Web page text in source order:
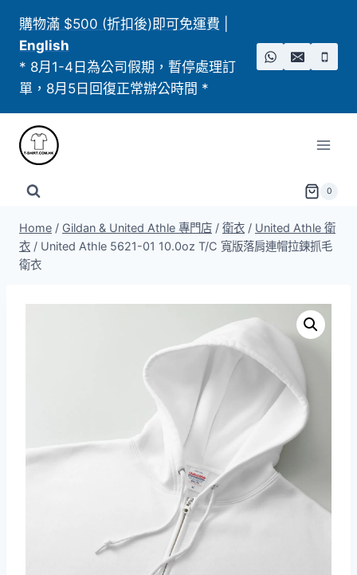
content
購物滿 $500 (折扣後)即可免運費
English
* 8月1-4日為公司假期，暫停處理訂
單，8月5日回復正常辦公時間 *
0
Home / Gildan & United Athle 專門店 / 衛衣 / United Athle 衛
衣 / United Athle 5621-01 10.0oz T/C 寬版落肩連帽拉鍊抓毛
衛衣